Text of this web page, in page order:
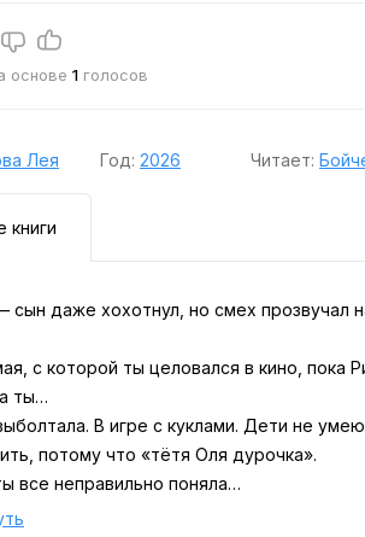
основе 1 голосов
Лея Год: 2026 Читает:
книги
даже хохотнул, но смех прозвучал
с которой ты целовался в кино, пока
ты…
В игре с куклами. Дети не
потому что «тётя Оля дурочка».
все неправильно поняла…
я, по-твоему, поняла?